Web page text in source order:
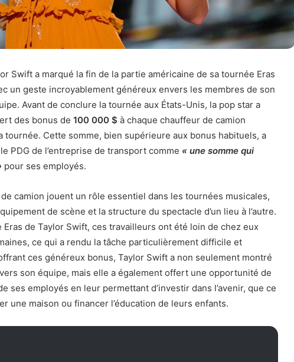
Swift a marqué la fin de la partie américaine de sa tournée Eras
un geste incroyablement généreux envers les membres de son
Avant de conclure la tournée aux États-Unis, la pop star a
des bonus de 100 000 $ à chaque chauffeur de camion
tournée. Cette somme, bien supérieure aux bonus habituels, a
PDG de l’entreprise de transport comme « une somme qui
pour ses employés.
camion jouent un rôle essentiel dans les tournées musicales,
de scène et la structure du spectacle d’un lieu à l’autre.
Eras de Taylor Swift, ces travailleurs ont été loin de chez eux
ce qui a rendu la tâche particulièrement difficile et
ces généreux bonus, Taylor Swift a non seulement montré
son équipe, mais elle a également offert une opportunité de
ses employés en leur permettant d’investir dans l’avenir, que ce
une maison ou financer l’éducation de leurs enfants.